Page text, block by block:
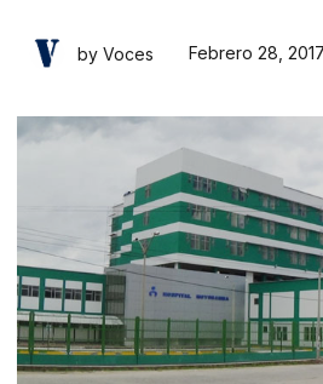
by Voces Febrero 28, 2017